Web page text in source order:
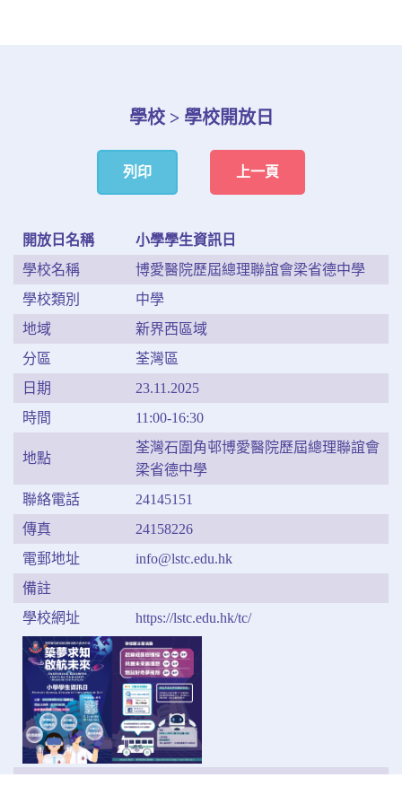
學校 > 學校開放日
列印 上一頁
開放日名稱
小學學生資訊日
學校名稱
博愛醫院歷屆總理聯誼會梁省德中學
學校類別
中學
地域
新界西區域
分區
荃灣區
日期
23.11.2025
時間
11:00-16:30
地點
荃灣石圍角邨博愛醫院歷屆總理聯誼會
梁省德中學
聯絡電話
24145151
傳真
24158226
電郵地址
info@lstc.edu.hk
備註
學校網址
https://lstc.edu.hk/tc/